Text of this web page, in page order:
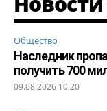
Общество
Наследник
получить 700
09.08.2026 10:20